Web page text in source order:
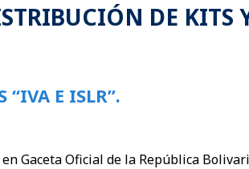
DE KITS
“IVA E ISLR”.
Gaceta Oficial de la República